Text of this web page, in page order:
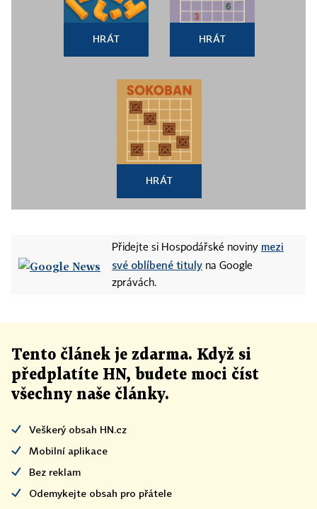
HRÁT HRÁT
HRÁT
Přidejte si Hospodářské noviny mezi
své oblíbené tituly na Google
zprávách.
Tento článek je zdarma. Když si
předplatíte HN, budete moci číst
všechny naše články.
Veškerý obsah HN.cz
Mobilní aplikace
Bez reklam
Odemykejte obsah pro přátele